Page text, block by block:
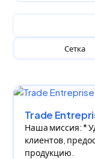
Сетка
Trade
Наша миссия: *
клиентов,
продукцию.